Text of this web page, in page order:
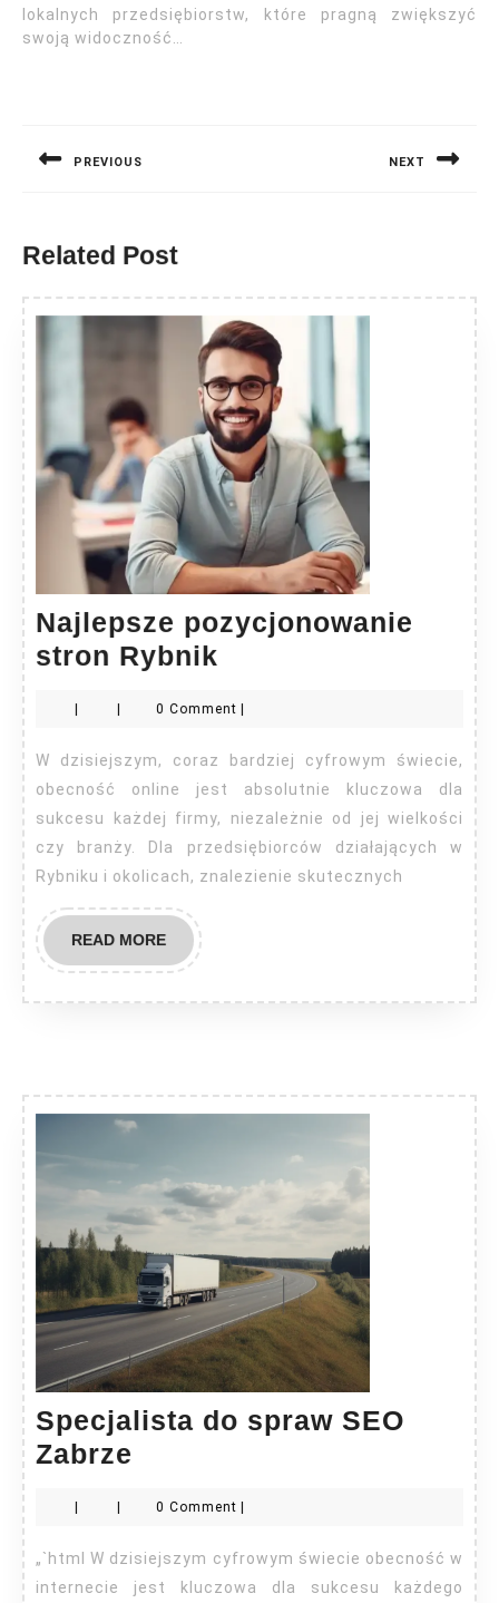
lokalnych przedsiębiorstw, które pragną zwiększyć
swoją widoczność…
PREVIOUS NEXT
Related Post
Najlepsze pozycjonowanie
stron Rybnik
stron
Rybnik
0 Comment
W dzisiejszym, coraz bardziej cyfrowym świecie,
obecność online jest absolutnie kluczowa dla
sukcesu każdej firmy, niezależnie od jej wielkości
czy branży. Dla przedsiębiorców działających w
Rybniku i okolicach, znalezienie skutecznych
READ MOREREAD
MORE
Specjalista do spraw SEO
Zabrze
spraw
SEO
Zabrze
| | 0 Comment |
„`html W dzisiejszym cyfrowym świecie obecność w
internecie jest kluczowa dla sukcesu każdego